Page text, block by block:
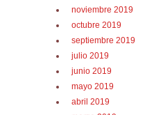
noviembre 2019
octubre 2019
septiembre 2019
julio 2019
junio 2019
mayo 2019
abril 2019